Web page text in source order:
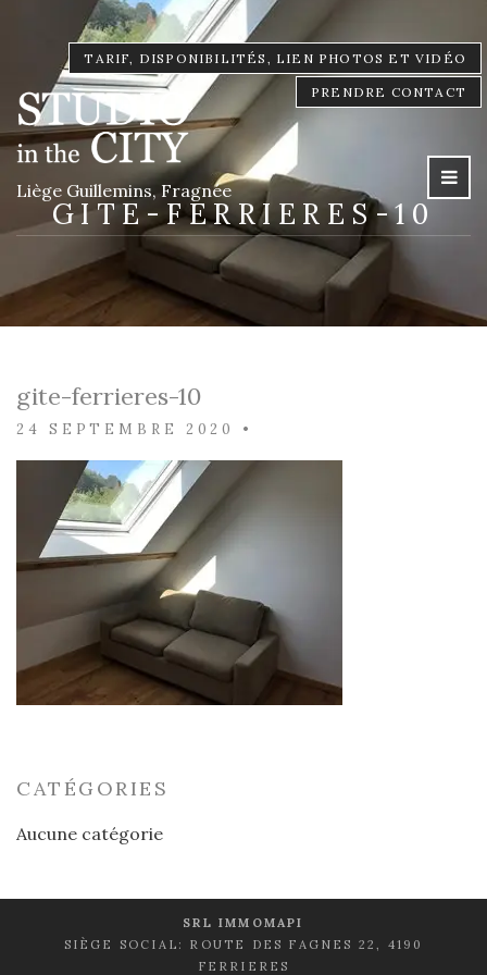
TARIF, DISPONIBILITÉS, LIEN PHOTOS ET VIDÉO
PRENDRE CONTACT
Liège Guillemins, Fragnée
GITE-FERRIERES-10
gite-ferrieres-10
24 SEPTEMBRE 2020 •
CATÉGORIES
Aucune catégorie
SRL IMMOMAPI
SIÈGE SOCIAL: ROUTE DES FAGNES 22, 4190
FERRIERES